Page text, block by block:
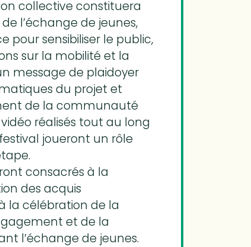
collective constituera
l’échange de jeunes,
pour sensibiliser le public,
sur la mobilité et la
message de plaidoyer
du projet et
de la communauté
réalisés tout au long
joueront un rôle
consacrés à la
des acquis
la célébration de la
et de la
l’échange de jeunes.